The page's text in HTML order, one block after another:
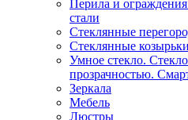
Перила и
стали
Стеклянные
Стеклянные козырьки
Умное стекло.
прозрачностью.
Зеркала
Мебель
Люстры